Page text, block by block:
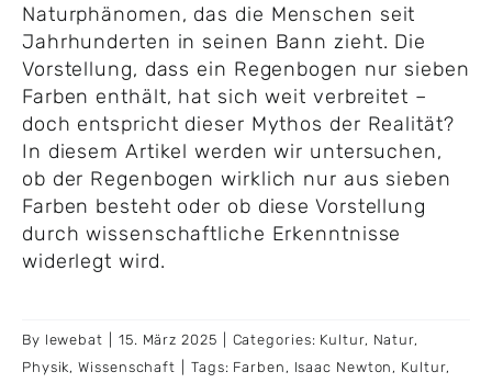
Naturphänomen, das die Menschen seit
Jahrhunderten in seinen Bann zieht. Die
Vorstellung, dass ein Regenbogen nur sieben
Farben enthält, hat sich weit verbreitet –
doch entspricht dieser Mythos der Realität?
In diesem Artikel werden wir untersuchen,
ob der Regenbogen wirklich nur aus sieben
Farben besteht oder ob diese Vorstellung
durch wissenschaftliche Erkenntnisse
widerlegt wird.
By lewebat 15. März 2025 Categories: Kultur, Natur,
Physik,Wissenschaft Tags: Farben , Isaac Newton , Kultur,